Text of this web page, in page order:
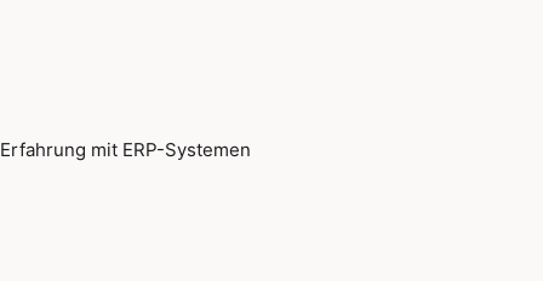
Erfahrung mit ERP-Systemen